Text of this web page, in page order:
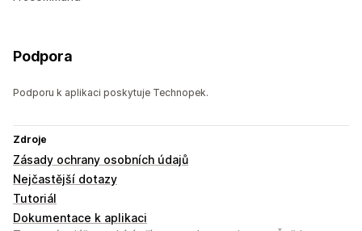
Podpora
Podporu k aplikaci poskytuje Technopek.
Zdroje
Zásady ochrany osobních údajů
Nejčastější dotazy
Tutoriál
Dokumentace k aplikaci